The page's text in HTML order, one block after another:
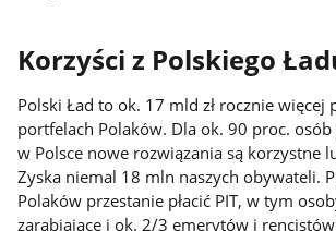
Korzyści z Polskiego
Polski Ład to ok. 17 mld zł rocznie więcej
portfelach Polaków. Dla ok. 90 proc. osób
w Polsce nowe rozwiązania są korzystne
Zyska niemal 18 mln naszych obywateli.
Polaków przestanie płacić PIT, w tym
zarabiające i ok. 2/3 emerytów i